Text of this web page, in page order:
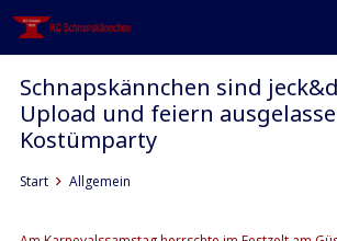
Schnapskännchen sind
Upload und feiern
Kostümparty
Start Allgemein